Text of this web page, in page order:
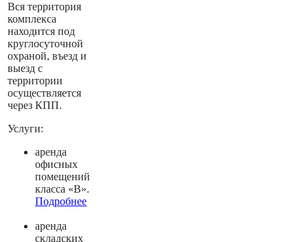
Вся территория
комплекса
находится под
круглосуточной
охраной, въезд и
выезд с
территории
осуществляется
через КПП.
Услуги:
аренда
офисных
помещений
класса «В».
Подробнее
аренда
складских